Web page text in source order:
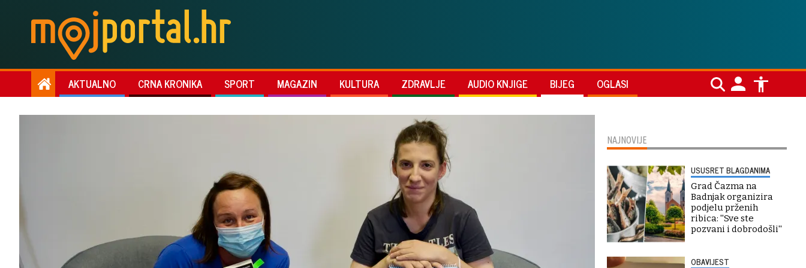
AKTUALNO CRNA KRONIKA SPORT MAGAZIN KULTURA ZDRAVLJE AUDIO KNJIGE BIJEG OGLASI
NAJNOVIJE
USUSRET BLAGDANIMA
Grad Čazma na
Badnjak organizira
podjelu prženih
ribica: ''Sve ste
pozvani i dobrodošli''
OBAVIJEST